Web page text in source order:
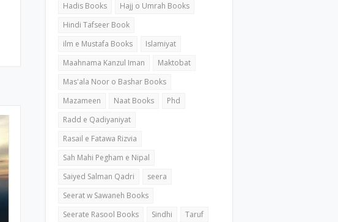
Hadis Books
Hajj o Umrah Books
Hindi Tafseer Book
ilm e Mustafa Books
Islamiyat
Maahnama Kanzul Iman
Maktobat
Mas'ala Noor o Bashar Books
Mazameen
Naat Books
Phd
Radd e Qadiyaniyat
Rasail e Fatawa Rizvia
Sah Mahi Pegham e Nipal
Saiyed Salman Qadri
seera
Seerat w Sawaneh Books
Seerate Rasool Books
Sindhi
Taruf